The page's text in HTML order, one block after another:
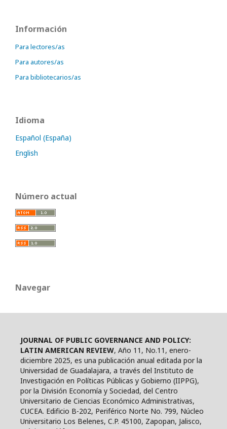
Información
Para lectores/as
Para autores/as
Para bibliotecarios/as
Idioma
Español (España)
English
Número actual
Navegar
JOURNAL OF PUBLIC GOVERNANCE AND POLICY:
LATIN AMERICAN REVIEW, Año 11, No.11, enero-
diciembre 2025, es una publicación anual editada por la
Universidad de Guadalajara, a través del Instituto de
Investigación en Políticas Públicas y Gobierno (IIPPG),
por la División Economía y Sociedad, del Centro
Universitario de Ciencias Económico Administrativas,
CUCEA. Edificio B-202, Periférico Norte No. 799, Núcleo
Universitario Los Belenes, C.P. 45100, Zapopan, Jalisco,